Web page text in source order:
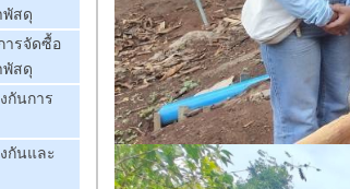
พัสดุ
ารจัดซื้อ
พัสดุ
กันการ
กันและ